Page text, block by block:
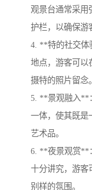
观景台通常采用
护栏，以确保游
4. **特的社交体
地点，游客可以
摄特的照片留念。
5. **景观融入**
一体，使其既是
艺术品。
6. **夜景观赏**
十分讲究，游客
别样的氛围。